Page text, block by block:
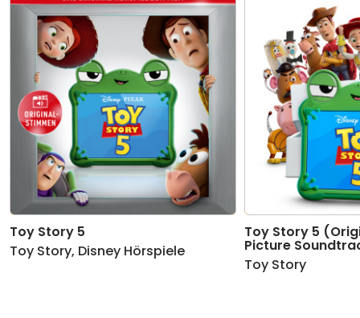
10 Kapitel 10: Toy Story 2 01:37
11 Kapitel 11: Toy Story 2 01:40
12 Kapitel 12: Toy Story 2 01:30
13 Kapitel 13: Toy Story 2 01:18
14Kapitel 14: Toy Story 2 01:25
15 Kapitel 15: Toy Story 2 01:25
16 Kapitel 16: Toy Story 2 01:31
Toy Story 5
Toy Story, Disney Hörspiele
Toy Story 5
Picture
Toy Story